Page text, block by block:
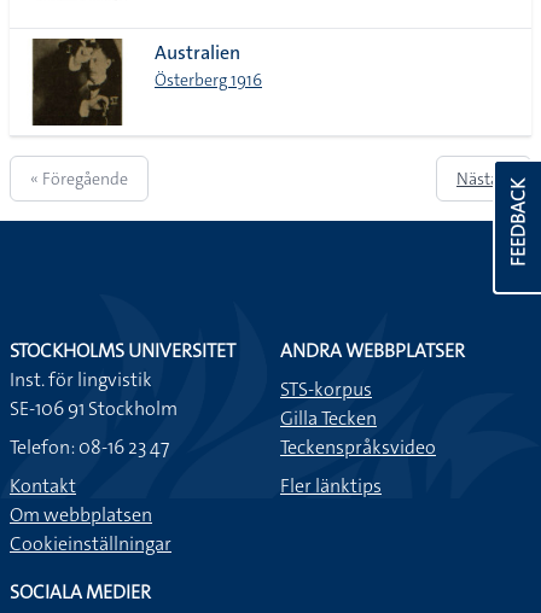
Australien
Österberg 1916
« Föregående Nästa »
FEEDBACK
STOCKHOLMS UNIVERSITET
Inst. för lingvistik
SE-106 91 Stockholm
Telefon: 08-16 23 47
Kontakt
Om webbplatsen
Cookieinställningar
ANDRA WEBBPLATSER
STS-korpus
Gilla Tecken
Teckenspråksvideo
Fler länktips
SOCIALA MEDIER